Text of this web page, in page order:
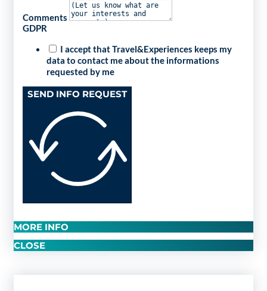
MORE INFO
CLOSE
Comments
GDPR
I accept that Travel&Experiences keeps my
data to contact me about the informations
requested by me
SEND INFO REQUEST